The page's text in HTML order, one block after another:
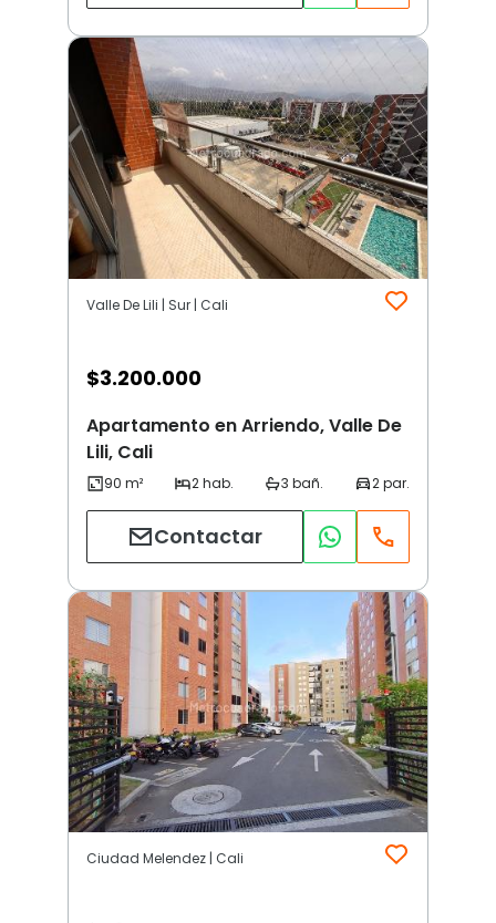
Valle De Lili | Sur | Cali
$3.200.000
Apartamento en Arriendo, Valle De
Lili, Cali
Contactar
Ciudad Melendez | Cali